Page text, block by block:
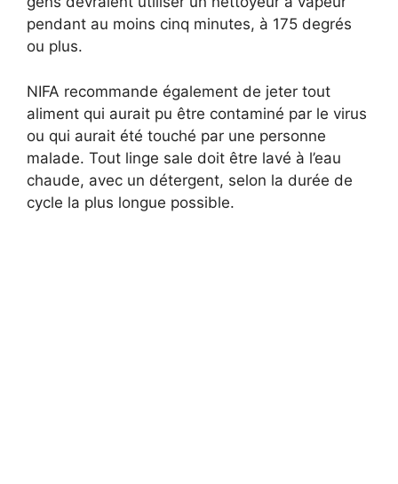
pendant au moins cinq minutes, à 175 degrés
ou plus.
NIFA recommande également de jeter tout
aliment qui aurait pu être contaminé par le virus
ou qui aurait été touché par une personne
malade. Tout linge sale doit être lavé à l’eau
chaude, avec un détergent, selon la durée de
cycle la plus longue possible.